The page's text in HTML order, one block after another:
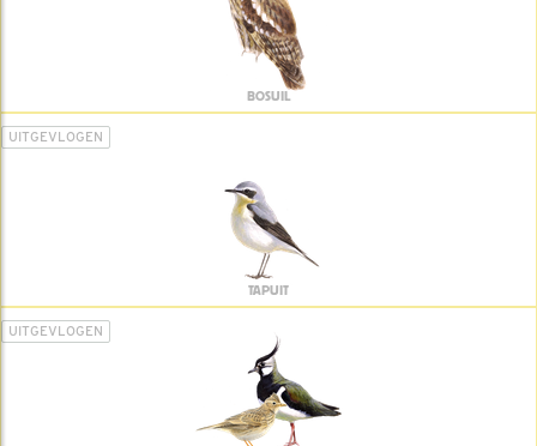
BOSUIL
UITGEVLOGEN
TAPUIT
UITGEVLOGEN